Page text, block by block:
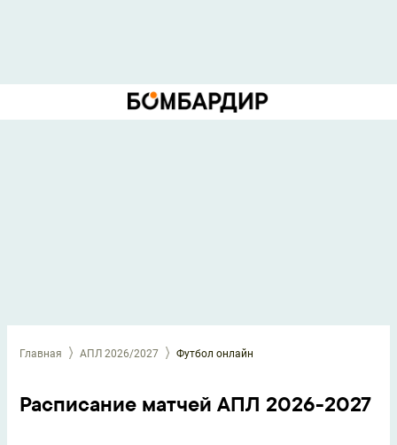
Главная АПЛ 2026/2027 Футбол онлайн
Расписание матчей АПЛ 2026-2027